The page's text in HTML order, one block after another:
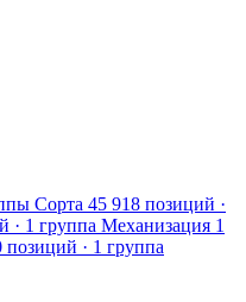
Сорта 45 918 позиций ·
· 1 группа Механизация 1
позиций · 1 группа